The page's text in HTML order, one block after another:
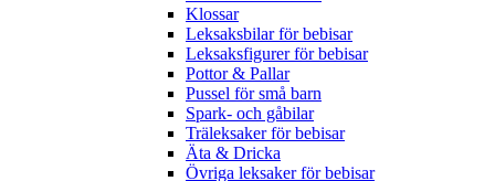
Klossar
Leksaksbilar för bebisar
Leksaksfigurer för bebisar
Pottor & Pallar
Pussel för små barn
Spark- och gåbilar
Träleksaker för bebisar
Äta & Dricka
Övriga leksaker för bebisar